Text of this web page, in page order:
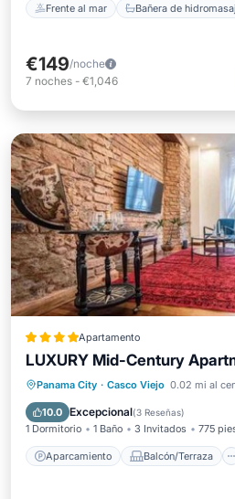
Frente al mar Bañera de
€149/noche
7 noches - €1,046
Apartamento
LUXURY Mid-Century
Panama City · Casco Viejo 0.02 mi al
10.0 Excepcional(3 Reseñas)
1 Dormitorio 1 Baño 3 Invitados 775
Aparcamiento Balcón/Terraza
Aparcamiento
Balcón/
Aire acondicionado